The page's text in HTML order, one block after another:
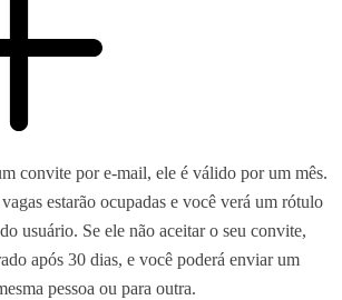
convite por e-mail, ele é válido por um mês.
estarão ocupadas e você verá um rótulo
usuário. Se ele não aceitar o seu convite,
após 30 dias, e você poderá enviar um
pessoa ou para outra.